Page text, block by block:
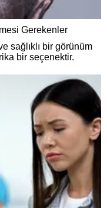
Gerekenler
sağlıklı bir görünüm
bir seçenektir.